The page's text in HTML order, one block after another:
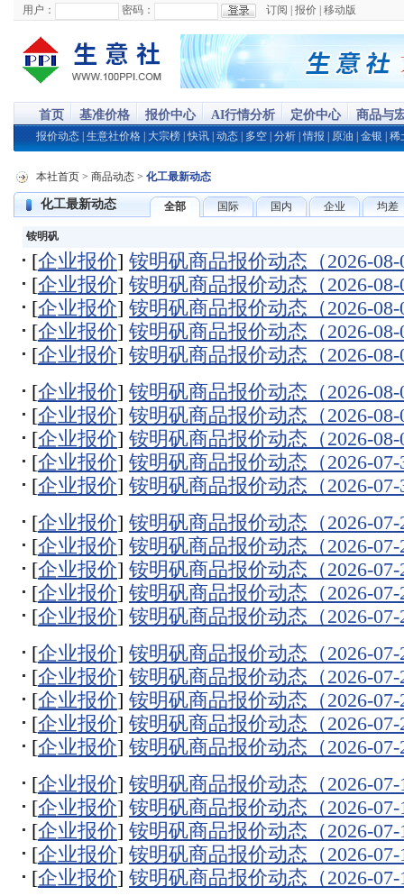
用户： 密码： 订阅 报价 移动版
首页 基准价格 报价中心 AI行情分析 定价中心 商品与
报价动态 生意社价格 大宗榜 |快讯 动态 多空 分析 |情报 原油 金银 稀
本社首页 > 商品动态 > 化工最新动态
化工最新动态 全部 国际 国内 企业 均差
铵明矾
[企业报价] 铵明矾商品报价动态（2026-08-
[企业报价] 铵明矾商品报价动态（2026-08-
[企业报价] 铵明矾商品报价动态（2026-08-
[企业报价] 铵明矾商品报价动态（2026-08-
[企业报价] 铵明矾商品报价动态（2026-08-
[企业报价] 铵明矾商品报价动态（2026-08-
[企业报价] 铵明矾商品报价动态（2026-08-
[企业报价] 铵明矾商品报价动态（2026-08-
[企业报价] 铵明矾商品报价动态（2026-07-
[企业报价] 铵明矾商品报价动态（2026-07-
[企业报价] 铵明矾商品报价动态（2026-07-
[企业报价] 铵明矾商品报价动态（2026-07-
[企业报价] 铵明矾商品报价动态（2026-07-
[企业报价] 铵明矾商品报价动态（2026-07-
[企业报价] 铵明矾商品报价动态（2026-07-
[企业报价] 铵明矾商品报价动态（2026-07-
[企业报价] 铵明矾商品报价动态（2026-07-
[企业报价] 铵明矾商品报价动态（2026-07-
[企业报价] 铵明矾商品报价动态（2026-07-
[企业报价] 铵明矾商品报价动态（2026-07-
[企业报价] 铵明矾商品报价动态（2026-07-
[企业报价] 铵明矾商品报价动态（2026-07-
[企业报价] 铵明矾商品报价动态（2026-07-
[企业报价] 铵明矾商品报价动态（2026-07-
[企业报价] 铵明矾商品报价动态（2026-07-